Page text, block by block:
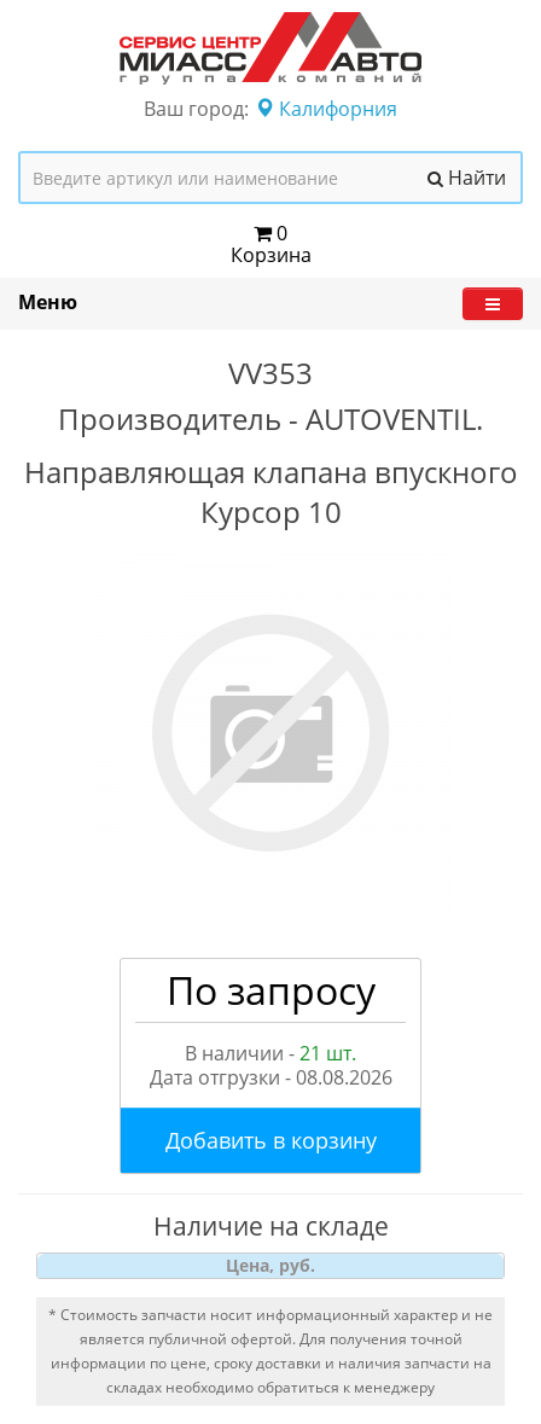
Ваш город: Калифорния
Найти
0
Корзина
Меню
VV353
Производитель - AUTOVENTIL.
Направляющая клапана впускного
Курсор 10
По запросу
В наличии -21 шт.
Дата отгрузки -08.08.2026
Добавить в корзину
Наличие на складе
Цена, руб.
* Стоимость запчасти носит информационный характер и не
является публичной офертой. Для получения точной
информации по цене, сроку доставки и наличия запчасти на
складах необходимо обратиться к менеджеру